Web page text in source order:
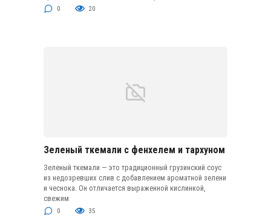
0 20
Зеленый ткемали с фенхелем и тархуном
Зеленый ткемали — это традиционный грузинский соус
из недозревших слив с добавлением ароматной зелени
и чеснока. Он отличается выраженной кислинкой,
свежим
0 35